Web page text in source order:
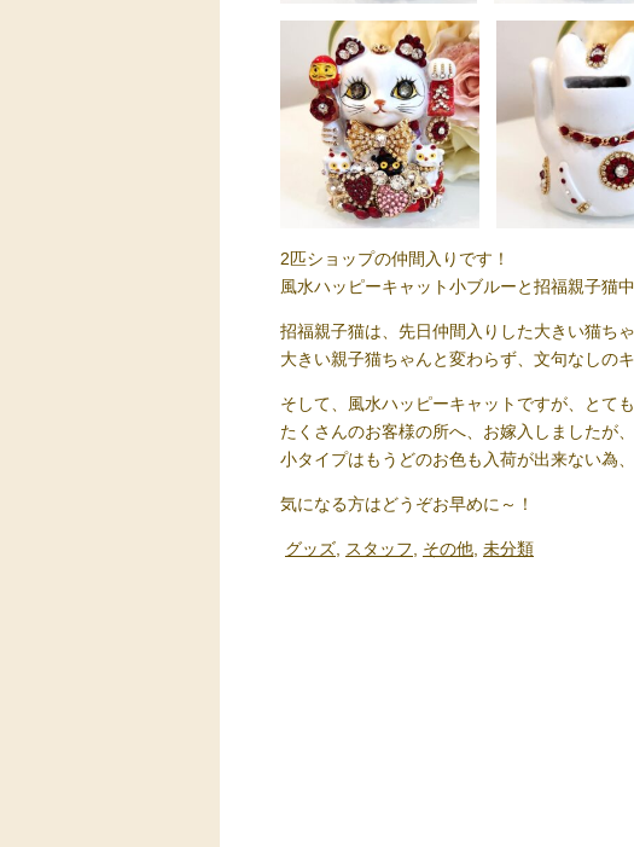
2匹ショップの仲間入りです！
風水ハッピーキャット小ブルーと招福親子猫中
招福親子猫は、先日仲間入りした大きい猫ち
大きい親子猫ちゃんと変わらず、文句なしの
そして、風水ハッピーキャットですが、とて
たくさんのお客様の所へ、お嫁入しましたが、
小タイプはもうどのお色も入荷が出来ない為
気になる方はどうぞお早めに～！
グッズ スタッフ その他 未分類